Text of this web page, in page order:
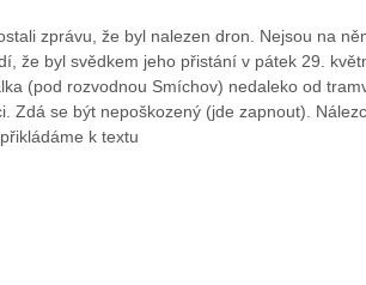
zprávu, že byl nalezen dron. Nejsou na
že byl svědkem jeho přistání v pátek 29.
(pod rozvodnou Smíchov) nedaleko od
Zdá se být nepoškozený (jde zapnout).
k textu